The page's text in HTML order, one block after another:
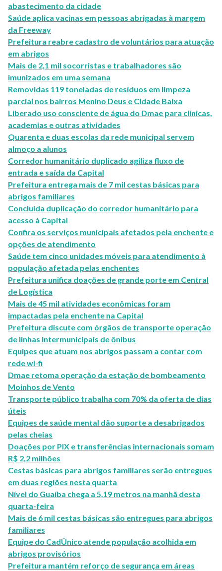
abastecimento da cidade
Saúde aplica vacinas em pessoas abrigadas à margem
da Freeway
Prefeitura reabre cadastro de voluntários para atuação
em abrigos
Mais de 2,1 mil socorristas e trabalhadores são
imunizados em uma semana
Removidas 119 toneladas de resíduos em limpeza
parcial nos bairros Menino Deus e Cidade Baixa
Liberado uso consciente de água do Dmae para clínicas,
academias e outras atividades
Quarenta e duas escolas da rede municipal servem
almoço a alunos
Corredor humanitário duplicado agiliza fluxo de
entrada e saída da Capital
Prefeitura entrega mais de 7 mil cestas básicas para
abrigos familiares
Concluída duplicação do corredor humanitário para
acesso à Capital
Confira os serviços municipais afetados pela enchente e
opções de atendimento
Saúde tem cinco unidades móveis para atendimento à
população afetada pelas enchentes
Prefeitura unifica doações de grande porte em Central
de Logística
Mais de 45 mil atividades econômicas foram
impactadas pela enchente na Capital
Prefeitura discute com órgãos de transporte operação
de linhas intermunicipais de ônibus
Equipes que atuam nos abrigos passam a contar com
rede wi-fi
Dmae retoma operação da estação de bombeamento
Moinhos de Vento
Transporte público trabalha com 70% da oferta de dias
úteis
Equipes de saúde mental dão suporte a desabrigados
pelas cheias
Doações por PIX e transferências internacionais somam
R$ 2,2 milhões
Cestas básicas para abrigos familiares serão entregues
em duas regiões nesta quarta
Nível do Guaíba chega a 5,19 metros na manhã desta
quarta-feira
Mais de 6 mil cestas básicas são entregues para abrigos
familiares
Equipe do CadÚnico atende população acolhida em
abrigos provisórios
Prefeitura mantém reforço de segurança em áreas